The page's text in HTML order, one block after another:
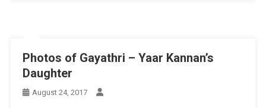
Photos of Gayathri – Yaar Kannan’s
Daughter
August 24, 2017